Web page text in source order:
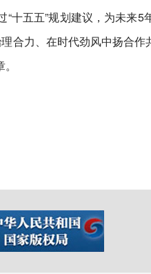
十五五”规划建议，为未来
合力、在时代劲风中扬合